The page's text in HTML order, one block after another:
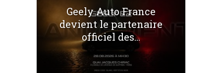
Geely Auto France
devient le partenaire
officiel des...